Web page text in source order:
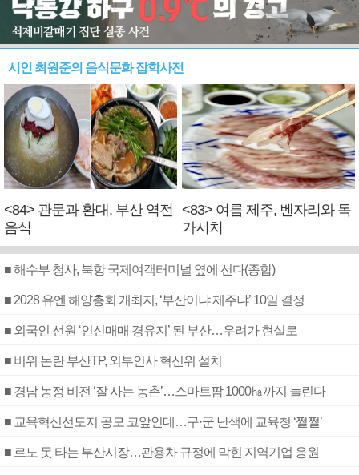
시인 최원준의 음식문화 잡학사전
<84> 관문과 환대, 부산 역전
음식
<83> 여름 제주, 벤자리와 독
가시치
■ 해수부 청사, 북항 국제여객터미널 옆에 선다(종합)
■ 2028 유엔 해양총회 개최지, ‘부산이냐 제주냐’ 10일 결정
■ 외국인 선원 ‘인신매매 경유지’ 된 부산…우려가 현실로
■ 비위 논란 부산TP, 외부인사 혁신위 설치
■ 경남 농정 비전 ‘잘 사는 농촌’…스마트팜 1000㏊까지 늘린다
■ 교육혁신선도지 공모 코앞인데…구·군 난색에 교육청 ‘쩔쩔’
■ 르노 못 타는 부산시장…관용차 규정에 막힌 지역기업 응원